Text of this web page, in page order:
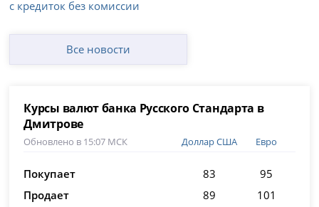
с кредиток без комиссии
Все новости
Курсы валют банка Русского Стандарта в
Дмитрове
Обновлено в 15:07 МСК Доллар США Евро
Покупает 83
95
Продает
89
101